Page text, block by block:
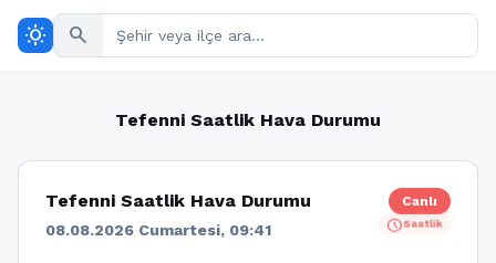
wb_sunny search
Tefenni Saatlik Hava Durumu
Tefenni Saatlik Hava Durumu
08.08.2026 Cumartesi, 09:41
Canlı
scheduleSaatlik